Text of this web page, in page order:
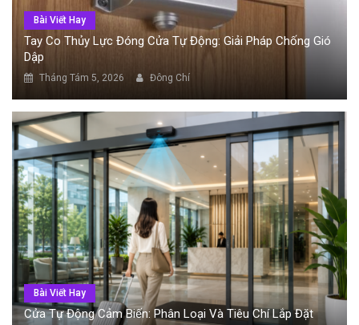
Bài Viết Hay
Tay Co Thủy Lực Đóng Cửa Tự Động: Giải Pháp Chống Gió
Dập
Tháng Tám 5, 2026 Đông Chí
Bài Viết Hay
Cửa Tự Động Cảm Biến: Phân Loại Và Tiêu Chí Lắp Đặt